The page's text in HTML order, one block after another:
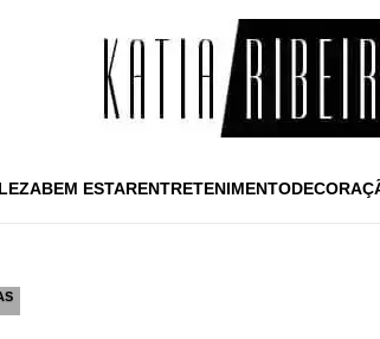
BEM ESTARENTRETENIMENTO